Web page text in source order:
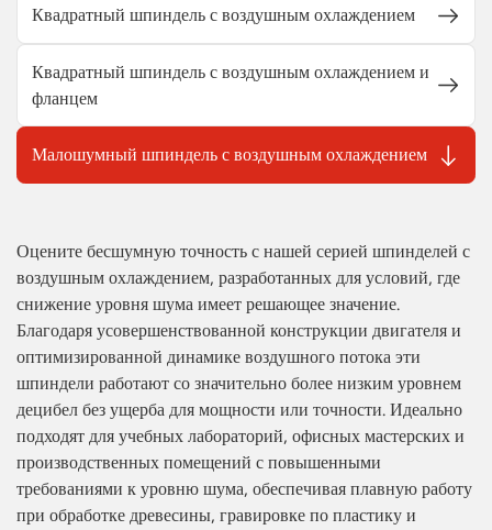
Квадратный шпиндель с воздушным охлаждением
Квадратный шпиндель с воздушным охлаждением и
фланцем
Малошумный шпиндель с воздушным охлаждением
Оцените бесшумную точность с нашей серией шпинделей с
воздушным охлаждением, разработанных для условий, где
снижение уровня шума имеет решающее значение.
Благодаря усовершенствованной конструкции двигателя и
оптимизированной динамике воздушного потока эти
шпиндели работают со значительно более низким уровнем
децибел без ущерба для мощности или точности. Идеально
подходят для учебных лабораторий, офисных мастерских и
производственных помещений с повышенными
требованиями к уровню шума, обеспечивая плавную работу
при обработке древесины, гравировке по пластику и